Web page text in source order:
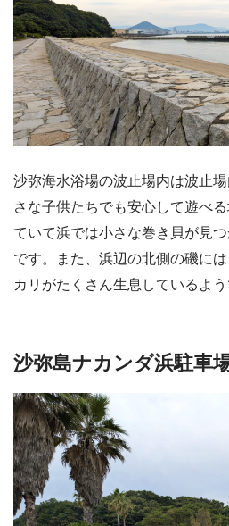
沙弥海水浴場の波止場内は波止
さな子供たちでも安心して遊べ
ていて浜では小さな巻き貝が見
です。また、浜辺の北側の磯に
カリがたくさん生息しているよ
沙弥島ナカンダ浜駐車